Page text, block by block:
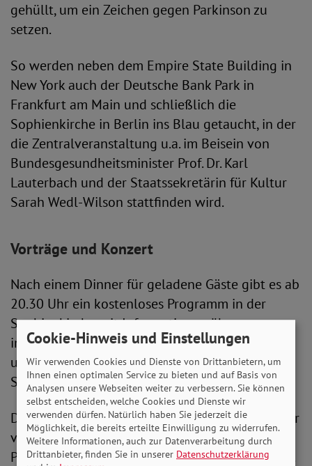
gehüllt, um ein Zeichen gegen Parkinson zu
setzen.
So werden neben dem Empire State Building in
New York auch der Deutsche Bank Park in
Frankfurt am Main und schließlich die
Sophienkirche in Berlin ins Blau getaucht, in der
die Zentralveranstaltung u.a. im Beisein von
Bundesgesundheitsminister Prof. Dr. Karl
Lauterbach und der Staatssekretärin für Kultur
Sarah Wedl-Wilson stattfinden wird.
Vorträge und Konzert
Nach einem Dinner für geladene Gäste gibt es ab
20.30 Uhr ein kostenloses Programm in der
Sophienkirche mit Informationen über
innovative Ansätze in der Parkinson-Forschung
u.a. mit Prof. Dr. Aiden Haghikia, Prof. Dr. Harald
Schmidt und Dr. Uwe Radelof.
Die Unternehmer:innen Maurice Mielert, Gründer
von dopanet und Dr. Cathy Molohan werden ein
Plädoyer zum Kampf gegen Parkinson halten. Dr.
Cookie-Hinweis und Einstellungen
Wir verwenden Cookies und Dienste von Drittanbietern, um
Ihnen einen optimalen Service zu bieten und auf Basis von
Analysen unsere Webseiten weiter zu verbessern. Sie können
selbst entscheiden, welche Cookies und Dienste wir
verwenden dürfen. Natürlich haben Sie jederzeit die
Möglichkeit, die bereits erteilte Einwilligung zu widerrufen.
Weitere Informationen, auch zur Datenverarbeitung durch
Drittanbieter, finden Sie in unserer Datenschutzerklärung